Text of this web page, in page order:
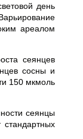
день
ареалом
сеянцев
сосны и
150 мкмоль
сеянцы